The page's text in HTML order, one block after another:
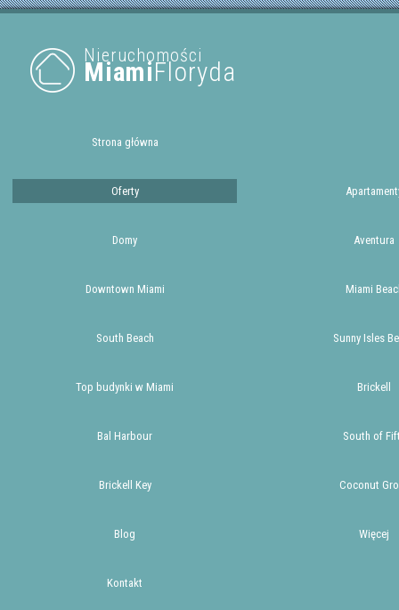
Nieruchomości
MiamiFloryda
Strona główna
Oferty
Domy Aventura
Downtown Miami Miami
South Beach Sunny Isles
Top budynki w Miami Brickell
Bal Harbour South of
Brickell Key Coconut
Blog Więcej
Kontakt